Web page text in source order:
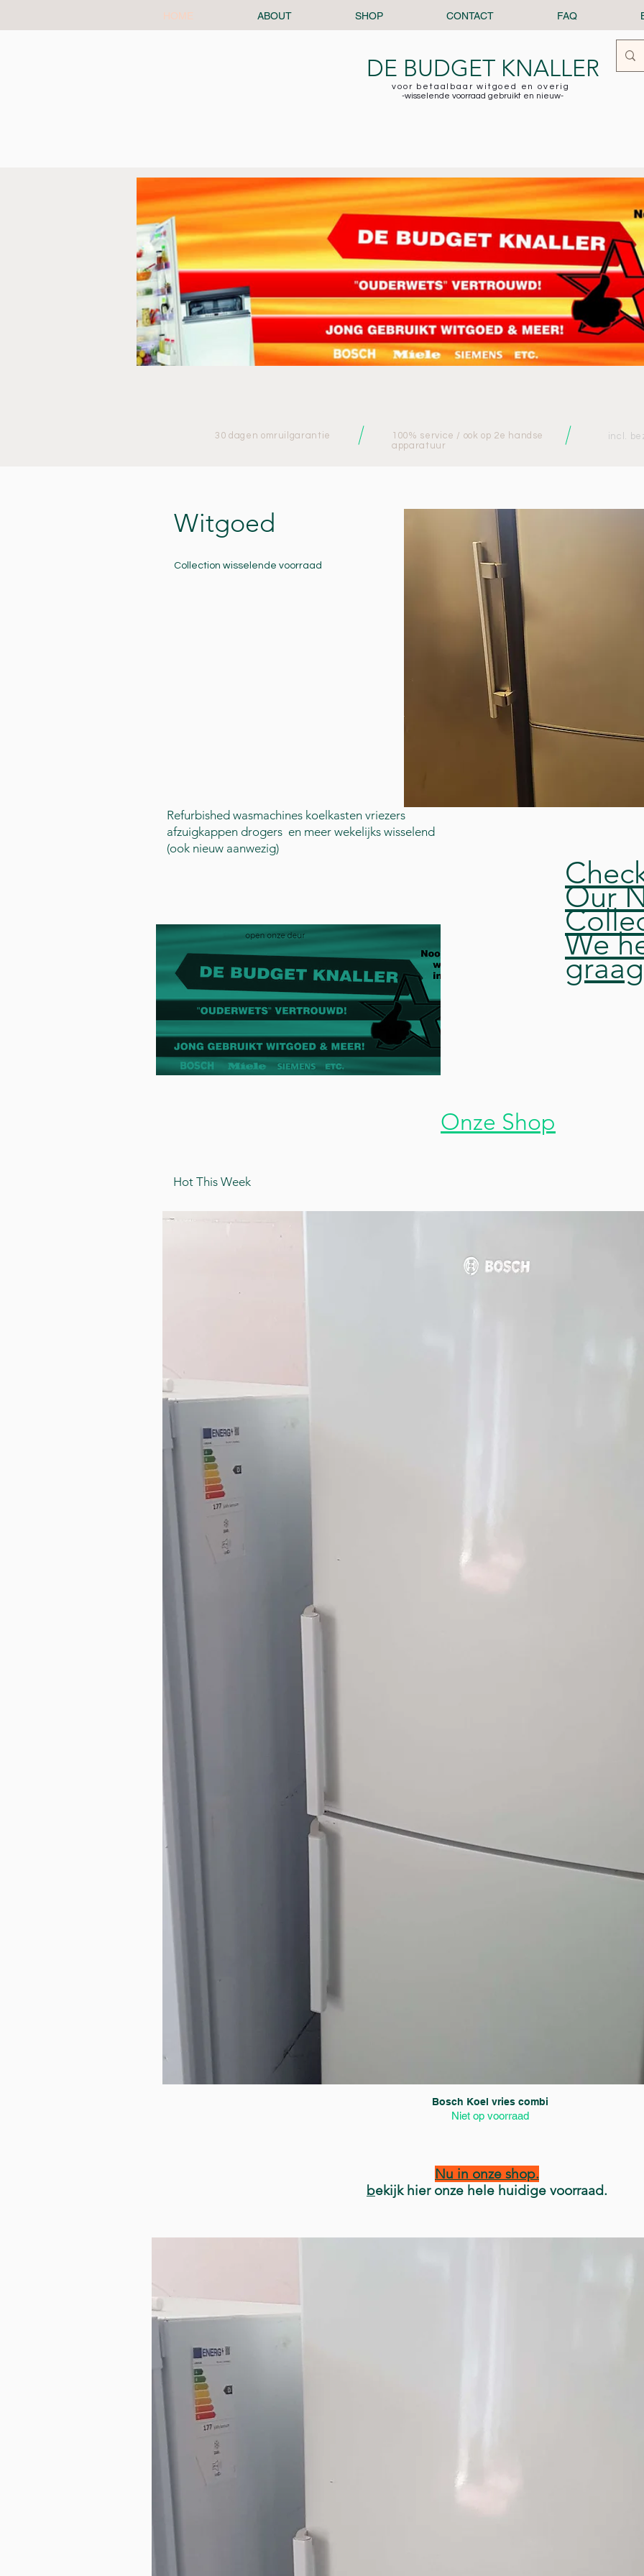
HOME ABOUT SHOP CONTACT FAQ
DE BUDGET KNALLER
voor betaalbaar witgoed en overig
-wisselende voorraad gebruikt en nieuw-
30 dagen omruilgarantie
100% service / ook op 2e handse
apparatuur
incl.
Witgoed
Collection wisselende voorraad
Refurbished wasmachines koelkasten vriezers
afzuigkappen drogers en meer wekelijks wisselend
(ook nieuw aanwezig)
Our
We
Onze Shop
Hot This Week
Snel overzicht
Bosch Koel vries combi
Niet op voorraad
Nu in onze shop.
bekijk hier onze hele huidige voorraad.